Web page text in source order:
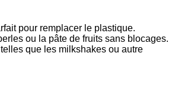
pour remplacer le plastique.
ou la pâte de fruits sans blocages.
que les milkshakes ou autre